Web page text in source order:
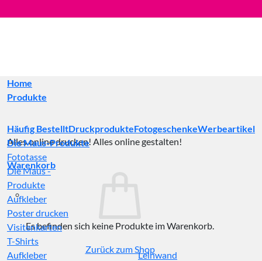
Inhalt
Alles online drucken! Alles online gestalten!
Warenkorb
Es befinden sich keine Produkte im Warenkorb.
Zurück zum Shop
Home
Produkte
Häufig BestelltDruckprodukteFotogeschenkeWerbeartikel
Die Maus-Produkte
Fototasse
Die Maus -
Produkte
Aufkleber
Poster drucken
Visitenkarten
T-Shirts
Aufkleber
Leinwand